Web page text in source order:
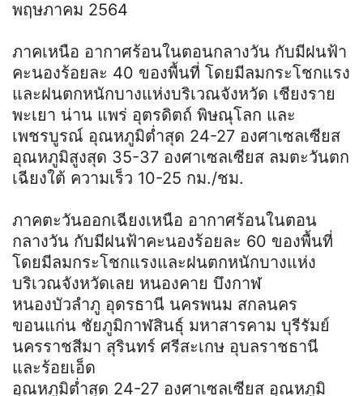
พฤษภาคม 2564
ภาคเหนือ อากาศร้อนในตอนกลางวัน กับมีฝนฟ้า
คะนองร้อยละ 40 ของพื้นที่ โดยมีลมกระโชกแรง
และฝนตกหนักบางแห่งบริเวณจังหวัด เชียงราย
พะเยา น่าน แพร่ อุตรดิตถ์ พิษณุโลก และ
เพชรบูรณ์ อุณหภูมิต่ำสุด 24-27 องศาเซลเซียส
อุณหภูมิสูงสุด 35-37 องศาเซลเซียส ลมตะวันตก
เฉียงใต้ ความเร็ว 10-25 กม./ชม.
ภาคตะวันออกเฉียงเหนือ อากาศร้อนในตอน
กลางวัน กับมีฝนฟ้าคะนองร้อยละ 60 ของพื้นที่
โดยมีลมกระโชกแรงและฝนตกหนักบางแห่ง
บริเวณจังหวัดเลย หนองคาย บึงกาฬ
หนองบัวลำภู อุดรธานี นครพนม สกลนคร
ขอนแก่น ชัยภูมิกาฬสินธุ์ มหาสารคาม บุรีรัมย์
นครราชสีมา สุรินทร์ ศรีสะเกษ อุบลราชธานี
และร้อยเอ็ด
อุณหภูมิต่ำสุด 24-27 องศาเซลเซียส อุณหภูมิ